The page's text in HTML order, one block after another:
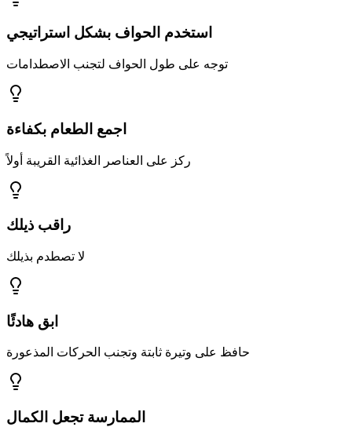
استخدم الحواف بشكل استراتيجي
توجه على طول الحواف لتجنب الاصطدامات
اجمع الطعام بكفاءة
ركز على العناصر الغذائية القريبة أولاً
راقب ذيلك
لا تصطدم بذيلك
ابق هادئًا
حافظ على وتيرة ثابتة وتجنب الحركات المذعورة
الممارسة تجعل الكمال